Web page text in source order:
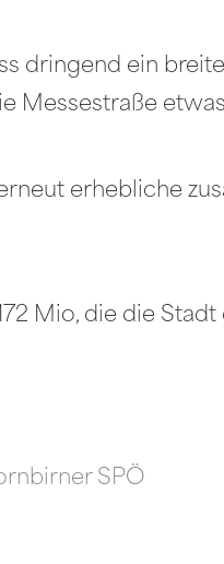
dringend ein
Messestraße
erhebliche
Mio, die die
SPÖ